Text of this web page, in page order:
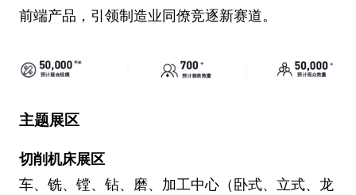
前端产品，引领制造业同僚竞逐新赛道。
主题展区
切削机床展区
车、铣、镗、钻、磨、加工中心（卧式、立式、龙